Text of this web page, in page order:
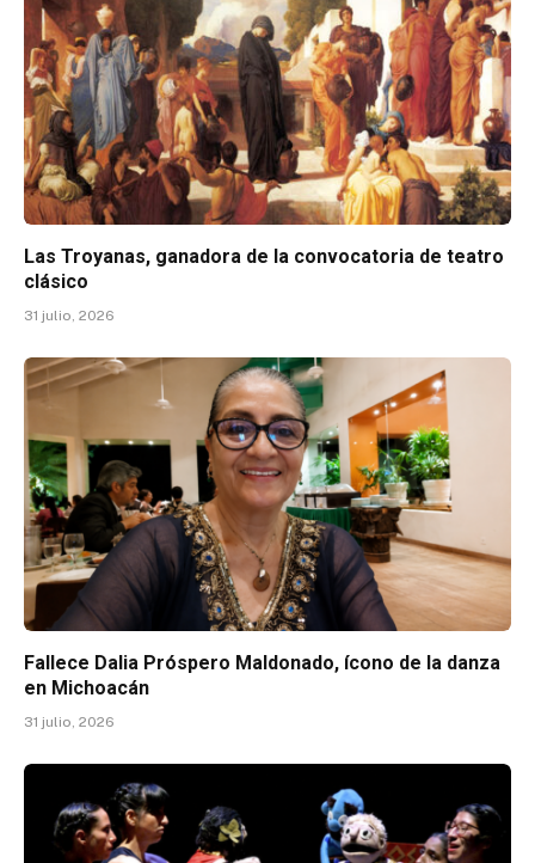
Las Troyanas, ganadora de la convocatoria de teatro
clásico
31 julio, 2026
Fallece Dalia Próspero Maldonado, ícono de la danza
en Michoacán
31 julio, 2026